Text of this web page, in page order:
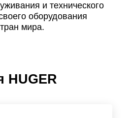
и технического
оборудования
мира.
HUGER